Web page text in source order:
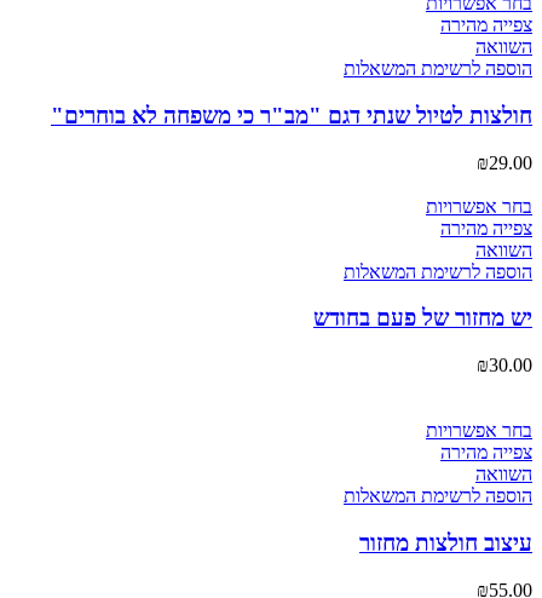
מספר
ניתן
לבחור
המוצר
צפייה מהירה
השוואה
הוספה לרשימת המשאלות
חולצות לטיול שנתי דגם "מב"ר כי משפחה לא בוחרים"
₪29.00
בחר אפשרויות
מספר
ניתן
צפייה מהירה
השוואה
הוספה לרשימת המשאלות
יש מחזור של פעם בחודש
₪30.00
בחר אפשרויות
מספר
ניתן
לבחור
צפייה מהירה
השוואה
הוספה לרשימת המשאלות
עיצוב חולצות מחזור
₪55.00